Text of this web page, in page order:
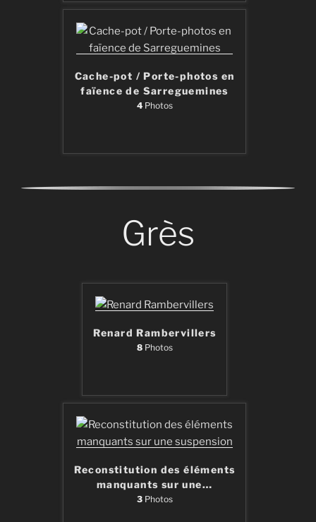
Cache-pot / Porte-photos en
faïence de Sarreguemines
4Photos
Grès
Renard Rambervillers
8Photos
Reconstitution des éléments
manquants sur une…
3Photos